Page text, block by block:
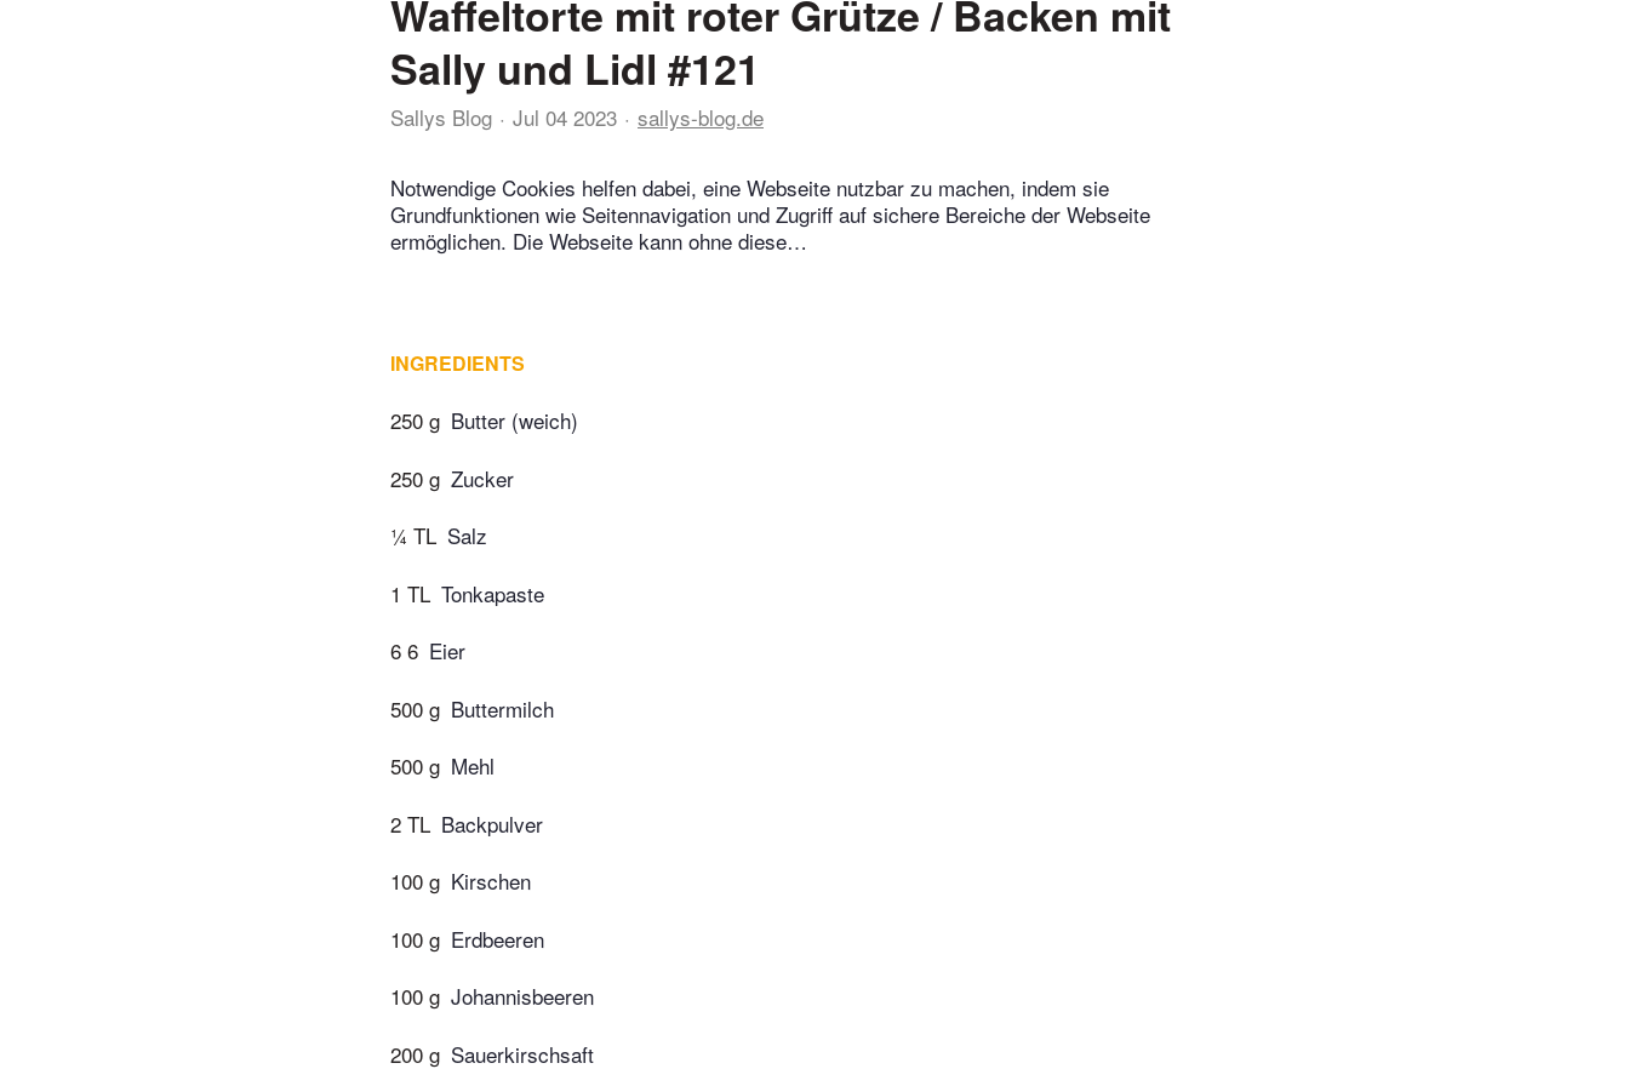
Waffeltorte mit roter Grütze / Backen mit
Sally und Lidl #121
Sallys Blog Jul 04 2023 sallys-blog.de
Notwendige Cookies helfen dabei, eine Webseite nutzbar zu machen, indem sie
Grundfunktionen wie Seitennavigation und Zugriff auf sichere Bereiche der Webseite
ermöglichen. Die Webseite kann ohne diese…
INGREDIENTS
250 g Butter (weich)
250 g Zucker
¼ TL Salz
1 TL Tonkapaste
6 6 Eier
500 g Buttermilch
500 g Mehl
2 TL Backpulver
100 g Kirschen
100 g Erdbeeren
100 g Johannisbeeren
200 g Sauerkirschsaft